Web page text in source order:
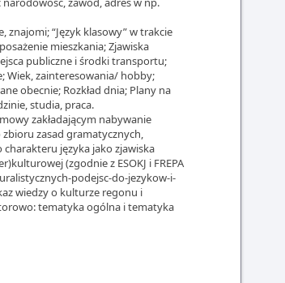
znajomi; “Język klasowy” w trakcie
mieszkania; Zjawiska
publiczne i środki transportu;
Wiek, zainteresowania/ hobby;
obecnie; Rozkład dnia; Plany na
studia, praca.
zakładającym nabywanie
zasad gramatycznych,
języka jako zjawiska
(zgodnie z ESOKJ i FREPA
podejsc-do-jezykow-i-
wiedzy o kulturze regonu i
tematyka ogólna i tematyka